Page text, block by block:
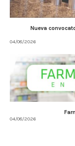
Nueva
04/08/2026
04/08/2026